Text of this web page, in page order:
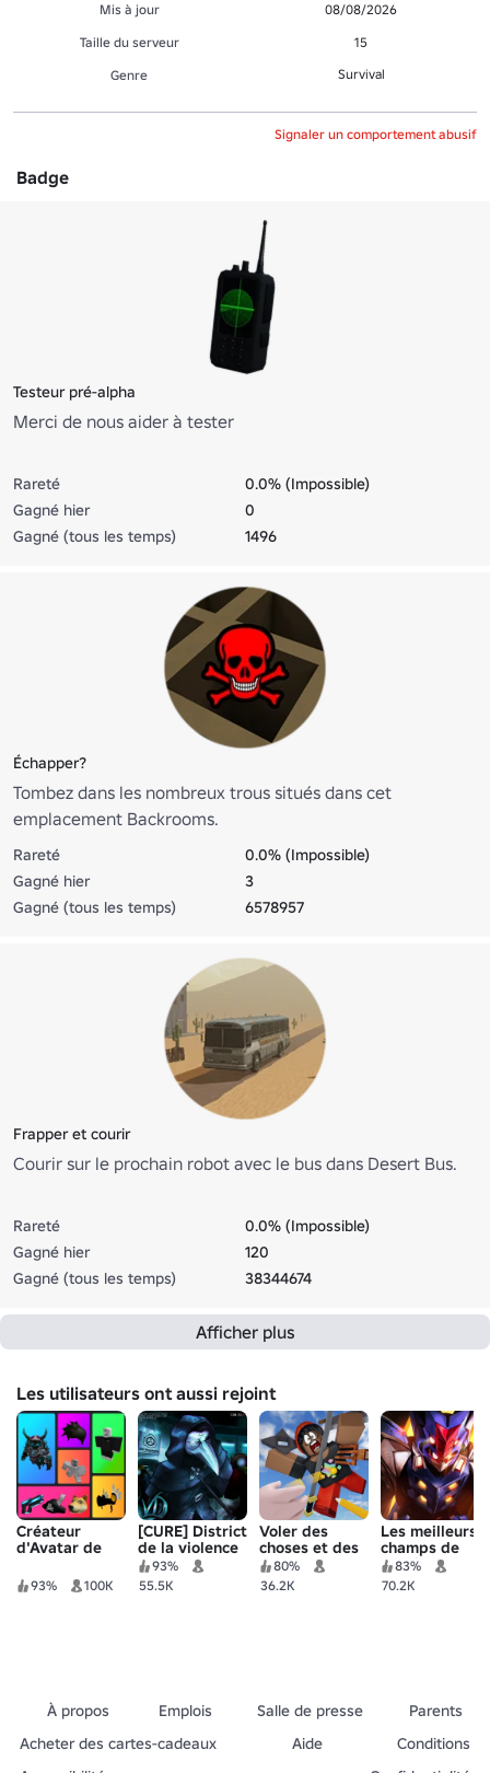
Mis à jour
08/08/2026
Taille du serveur
15
Genre
Survival
Signaler un comportement abusif
Badge
Testeur pré-alpha
Merci de nous aider à tester
Rareté
0.0% (Impossible)
Gagné hier
0
Gagné (tous les temps)
1496
Échapper?
Tombez dans les nombreux trous situés dans cet
emplacement Backrooms.
Rareté
0.0% (Impossible)
Gagné hier
3
Gagné (tous les temps)
6578957
Frapper et courir
Courir sur le prochain robot avec le bus dans Desert Bus.
Rareté
0.0% (Impossible)
Gagné hier
120
Gagné (tous les temps)
38344674
Afficher plus
Les utilisateurs ont aussi rejoint
Créateur
d'Avatar de
93% 100K
[CURE] District
de la violence
93%
55.5K
Voler des
choses et des
gens
80%
36.2K
Les meilleurs
champs de
bataille
83%
70.2K
À propos Emplois Salle de presse
Parents
Acheter des cartes-cadeaux
Aide
Conditions